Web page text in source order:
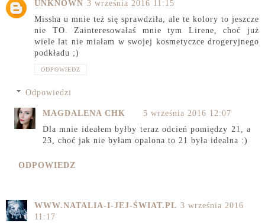
UNKNOWN 3 września 2016 11:15
Missha u mnie też się sprawdziła, ale te kolory to jeszcze
nie TO. Zainteresowałaś mnie tym Lirene, choć już
wiele lat nie miałam w swojej kosmetyczce drogeryjnego
podkładu ;)
ODPOWIEDZ
Odpowiedzi
MAGDALENA CHK
5 września 2016 12:07
Dla mnie ideałem byłby teraz odcień pomiędzy 21, a
23, choć jak nie byłam opalona to 21 była idealna :)
ODPOWIEDZ
WWW.NATALIA-I-JEJ-ŚWIAT.PL 3 września 2016
11:17